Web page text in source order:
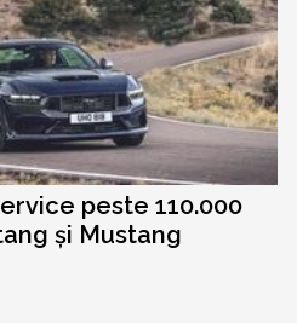
peste 110.000
și Mustang